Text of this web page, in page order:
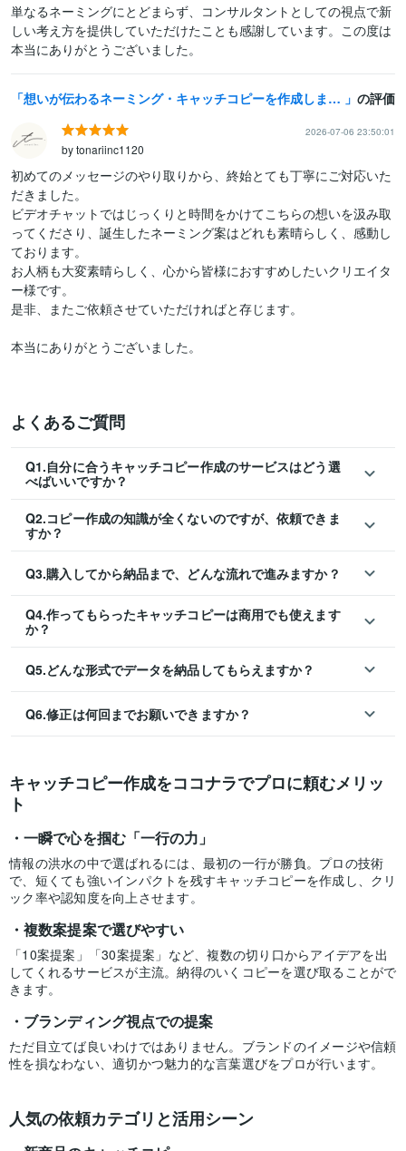
単なるネーミングにとどまらず、コンサルタントとしての視点で新
しい考え方を提供していただけたことも感謝しています。この度は
本当にありがとうございました。
想いが伝わるネーミング・キャッチコピーを作成します 受賞歴あり◎商標確認・制作意図まで丁寧にお伝えします の評価
2026-07-06 23:50:01
by tonariinc1120
初めてのメッセージのやり取りから、終始とても丁寧にご対応いた
だきました。
ビデオチャットではじっくりと時間をかけてこちらの想いを汲み取
ってくださり、誕生したネーミング案はどれも素晴らしく、感動し
ております。
お人柄も大変素晴らしく、心から皆様におすすめしたいクリエイタ
ー様です。
是非、またご依頼させていただければと存じます。
本当にありがとうございました。
よくあるご質問
Q1.自分に合うキャッチコピー作成のサービスはどう選
べばいいですか？
Q2.コピー作成の知識が全くないのですが、依頼できま
すか？
Q3.購入してから納品まで、どんな流れで進みますか？
Q4.作ってもらったキャッチコピーは商用でも使えます
か？
Q5.どんな形式でデータを納品してもらえますか？
Q6.修正は何回までお願いできますか？
キャッチコピー作成をココナラでプロに頼むメリッ
ト
一瞬で心を掴む「一行の力」
情報の洪水の中で選ばれるには、最初の一行が勝負。プロの技術
で、短くても強いインパクトを残すキャッチコピーを作成し、クリ
ック率や認知度を向上させます。
複数案提案で選びやすい
「10案提案」「30案提案」など、複数の切り口からアイデアを出
してくれるサービスが主流。納得のいくコピーを選び取ることがで
きます。
ブランディング視点での提案
ただ目立てば良いわけではありません。ブランドのイメージや信頼
性を損なわない、適切かつ魅力的な言葉選びをプロが行います。
人気の依頼カテゴリと活用シーン